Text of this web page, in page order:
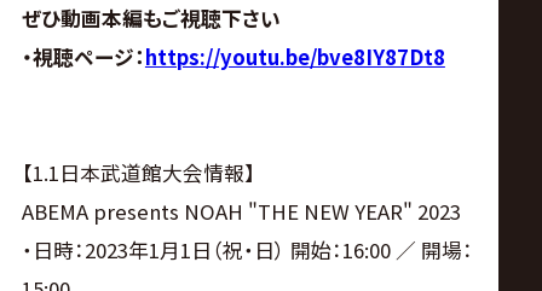
ぜひ動画本編もご視聴下さい
・視聴ページ：https://youtu.be/bve8IY87Dt8
【1.1日本武道館大会情報】
ABEMA presents NOAH "THE NEW YEAR" 2023
・日時：2023年1月1日（祝・日） 開始：16:00 ／ 開場：